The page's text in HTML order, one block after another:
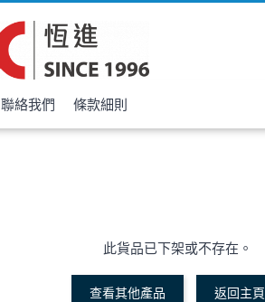
聯絡我們 條款細則
此貨品已下架或不存在。
查看其他產品 返回主頁